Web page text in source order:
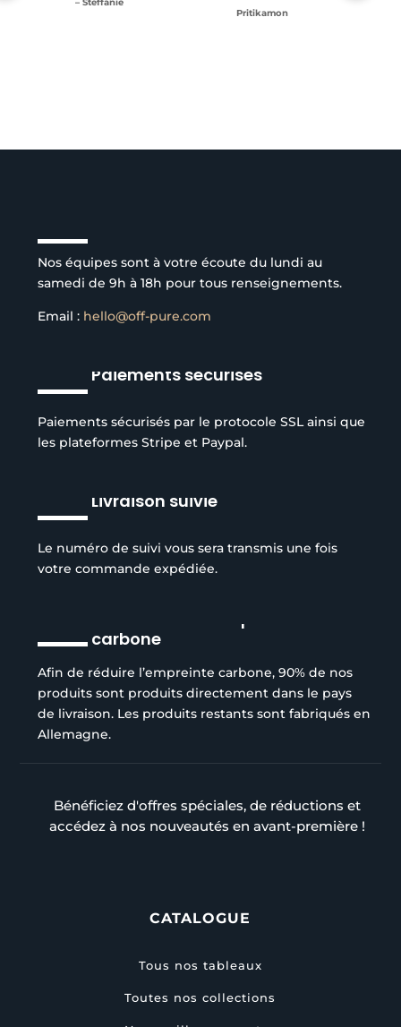
Pritikamon
Nos équipes sont à votre écoute du lundi au
samedi de 9h à 18h pour tous renseignements.
Email : hello@off-pure.com
Paiements sécurisés
Paiements sécurisés par le protocole SSL ainsi que
les plateformes Stripe et Paypal.
Livraison suivie
Le numéro de suivi vous sera transmis une fois
votre commande expédiée.
carbone
Afin de réduire l’empreinte carbone, 90% de nos
produits sont produits directement dans le pays
de livraison. Les produits restants sont fabriqués en
Allemagne.
Bénéficiez d'offres spéciales, de réductions et
accédez à nos nouveautés en avant-première !
CATALOGUE
Tous nos tableaux
Toutes nos collections